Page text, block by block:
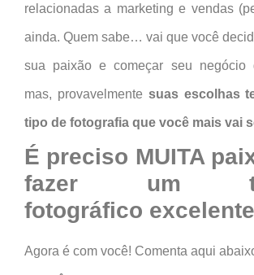
relacionadas a marketing e vendas
ainda. Quem sabe… vai que você
sua paixão e começar seu negócio
mas, provavelmente suas escolhas
tipo de fotografia que você mais vai
É preciso MUITA
fazer um
fotográfico
Agora é com você! Comenta aqui